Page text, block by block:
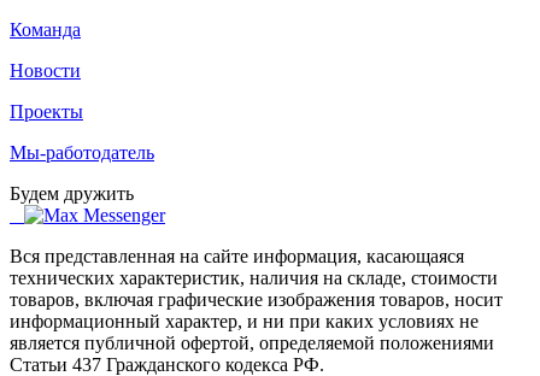
Команда
Новости
Проекты
Мы-работодатель
Будем дружить
Вся представленная на сайте информация, касающаяся
технических характеристик, наличия на складе, стоимости
товаров, включая графические изображения товаров, носит
информационный характер, и ни при каких условиях не
является публичной офертой, определяемой положениями
Статьи 437 Гражданского кодекса РФ.